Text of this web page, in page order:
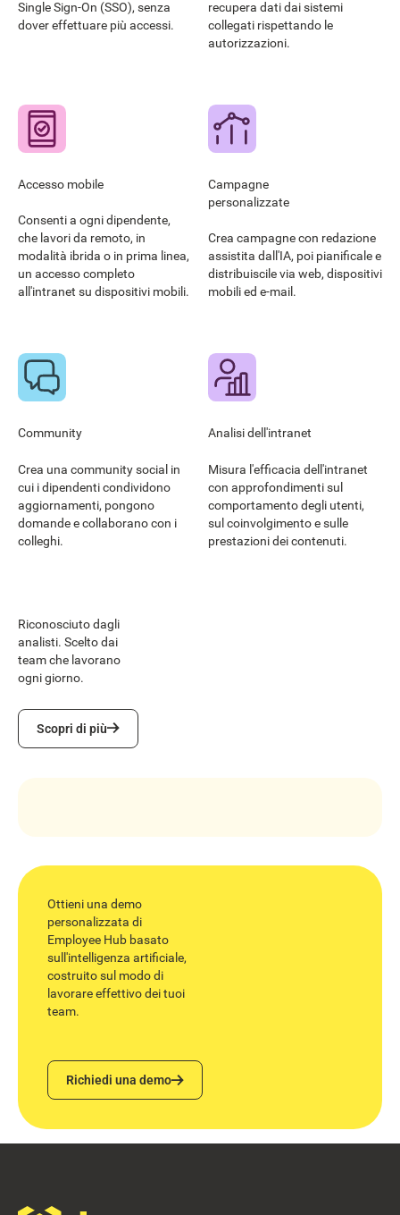
Single Sign-On (SSO), senza
dover effettuare più accessi.
recupera dati dai sistemi
collegati rispettando le
autorizzazioni.
Accesso mobile
Consenti a ogni dipendente,
che lavori da remoto, in
modalità ibrida o in prima linea,
un accesso completo
all'intranet su dispositivi mobili.
Campagne
personalizzate
Crea campagne con redazione
assistita dall'IA, poi pianificale e
distribuiscile via web, dispositivi
mobili ed e-mail.
Community
Crea una community social in
cui i dipendenti condividono
aggiornamenti, pongono
domande e collaborano con i
colleghi.
Analisi dell'intranet
Misura l'efficacia dell'intranet
con approfondimenti sul
comportamento degli utenti,
sul coinvolgimento e sulle
prestazioni dei contenuti.
Riconosciuto dagli
analisti. Scelto dai
team che lavorano
ogni giorno.
Scopri di più
Scopri di più
Ottieni una demo
personalizzata di
Employee Hub basato
sull'intelligenza artificiale,
costruito sul modo di
lavorare effettivo dei tuoi
team.
Richiedi una demo
Richiedi una demo